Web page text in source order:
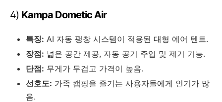
4) Kampa Dometic Air
특징: AI 자동 팽창 시스템이 적용된 대형 에어 텐트.
장점: 넓은 공간 제공, 자동 공기 주입 및 제거 기능.
단점: 무게가 무겁고 가격이 높음.
선호도: 가족 캠핑을 즐기는 사용자들에게 인기가 많
음.